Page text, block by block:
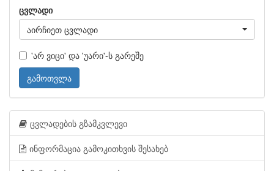
ცვლადი
აირჩიეთ ცვლადი
'არ ვიცი' და 'უარი'-ს გარეშე
გამოთვლა
ცვლადების გზამკვლევი
ინფორმაცია გამოკითხვის შესახებ